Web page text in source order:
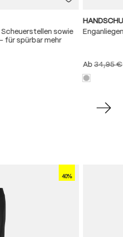
sowie
für spürbar mehr
Ab34,95 €
40%